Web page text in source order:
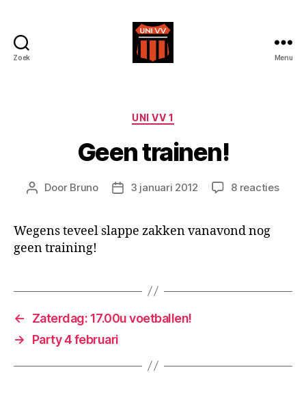
Zoek Menu
Categorieën
UNI VV 1
Geen trainen!
Berichtauteur
Door Bruno Berichtdatum
3 januari 2012 8 reactiesop
Wegens teveel slappe zakken vanavond nog
geen training!
←
Zaterdag: 17.00u voetballen!
→
Party 4 februari